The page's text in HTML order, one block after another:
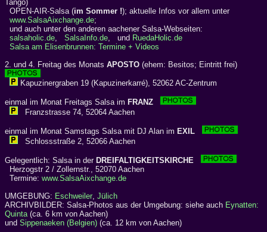
Tango)
OPEN-AIR-Salsa (im Sommer !); aktuelle Infos vor allem unter
www.SalsaAixchange.de;
und auch unter den anderen aachener Salsa-Webseiten:
salsaholic.de, SalsaInfo.de, und RuedaHolic.de
Salsa am Elisenbrunnen: Termine + Videos
2. und 4. Freitag des Monats APOSTO (ehem: Besitos; Eintritt frei)
Kapuzinergraben 19 (Kapuzinerkarré), 52062 AC-Zentrum
einmal im Monat Freitags Salsa im FRANZ
Franzstrasse 74, 52064 Aachen
einmal im Monat Samstags Salsa mit DJ Alan im EXIL
Schlossstraße 2, 52066 Aachen
Gelegentlich: Salsa in der DREIFALTIGKEITSKIRCHE
Herzogstr 2 / Zollernstr., 52070 Aachen
Termine: www.SalsaAixchange.de
UMGEBUNG: Eschweiler, Jülich
ARCHIVBILDER: Salsa-Photos aus der Umgebung: siehe auch Eynatten:
Quinta(ca. 6 km von Aachen)
und Sippenaeken (Belgien) (ca. 12 km von Aachen)